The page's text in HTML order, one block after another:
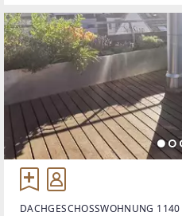
DACHGESCHOSSWOHNUNG